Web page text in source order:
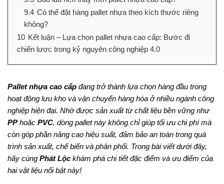
9.4 Có thể đặt hàng pallet nhựa theo kích thước riêng
không?
10 Kết luận – Lựa chọn pallet nhựa cao cấp: Bước đi
chiến lược trong kỷ nguyên công nghiệp 4.0
Pallet nhựa cao cấp đang trở thành lựa chọn hàng đầu trong
hoạt động lưu kho và vận chuyển hàng hóa ở nhiều ngành công
nghiệp hiện đại. Nhờ được sản xuất từ chất liệu bền vững như
PP hoặc PVC, dòng pallet này không chỉ giúp tối ưu chi phí mà
còn góp phần nâng cao hiệu suất, đảm bảo an toàn trong quá
trình sản xuất, chế biến và phân phối. Trong bài viết dưới đây,
hãy cùng Phát Lộc khám phá chi tiết đặc điểm và ưu điểm của
hai vật liệu nổi bật này!